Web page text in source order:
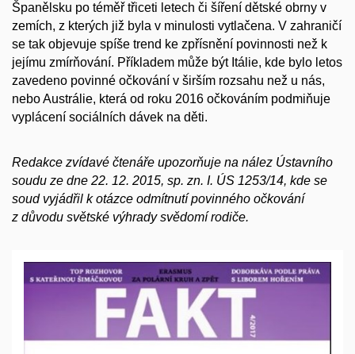
Španělsku po téměř třiceti letech či šíření dětské obrny v
zemích, z kterých již byla v minulosti vytlačena. V zahraničí
se tak objevuje spíše trend ke zpřísnění povinnosti než k
jejímu zmírňování. Příkladem může být Itálie, kde bylo letos
zavedeno povinné očkování v širším rozsahu než u nás,
nebo Austrálie, která od roku 2016 očkováním podmiňuje
vyplácení sociálních dávek na děti.
Redakce zvídavé čtenáře upozorňuje na nález Ústavního
soudu ze dne 22. 12. 2015, sp. zn. I. ÚS 1253/14, kde se
soud vyjádřil k otázce odmítnutí povinného očkování
z důvodu světské výhrady svědomí rodiče.